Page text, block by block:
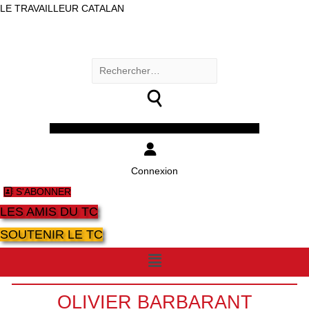
LE TRAVAILLEUR CATALAN
Rechercher :
Connexion
S'ABONNER
LES AMIS DU TC
SOUTENIR LE TC
Menu
OLIVIER BARBARANT